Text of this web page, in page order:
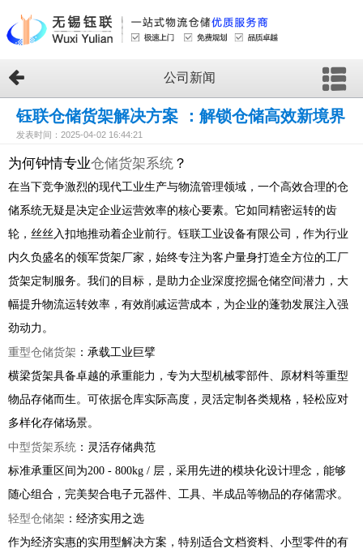
公司新闻
钰联仓储货架解决方案 ：解锁仓储高效新境界
发表时间：2025-04-02 16:44:21
为何钟情专业仓储货架系统 ？
在当下竞争激烈的现代工业生产与物流管理领域，一个高效合理的仓
储系统无疑是决定企业运营效率的核心要素。它如同精密运转的齿
轮，丝丝入扣地推动着企业前行。钰联工业设备有限公司，作为行业
内久负盛名的领军货架厂家，始终专注为客户量身打造全方位的工厂
货架定制服务。我们的目标，是助力企业深度挖掘仓储空间潜力，大
幅提升物流运转效率，有效削减运营成本，为企业的蓬勃发展注入强
劲动力。
重型仓储货架 ：承载工业巨擘
横梁货架具备卓越的承重能力，专为大型机械零部件、原材料等重型
物品存储而生。可依据仓库实际高度，灵活定制各类规格，轻松应对
多样化存储场景。
中型货架系统 ：灵活存储典范
标准承重区间为200 - 800kg / 层，采用先进的模块化设计理念，能够
随心组合，完美契合电子元器件、工具、半成品等物品的存储需求。
轻型仓储架 ：经济实用之选
作为经济实惠的实用型解决方案，特别适合文档资料、小型零件的有